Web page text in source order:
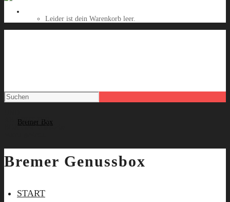
Leider ist dein Warenkorb leer.
START
AB GEHT DIE
BOX Geschenkkörbe
Bremer Genussbox